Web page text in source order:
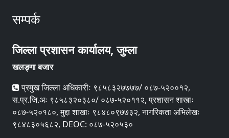
सम्पर्क
जिल्ला प्रशासन कार्यालय, जुम्ला
खलङ्गा बजार
प्रमुख जिल्ला अधिकारीः ९८५८३२७७७७/ ०८७-५२००१२,
स.प्र.जि.अः ९८५८३२०३८०/ ०८७-५२०११२, प्रशासन शाखाः
०८७-५२०१८०, मुद्दा शाखाः ९८४८०९७७३२, नागरिकता अभिलेखः
९८४८३०५६८२, DEOC: ०८७-५२०५३०